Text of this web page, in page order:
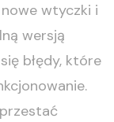
wtyczki i
wersją
błędy, które